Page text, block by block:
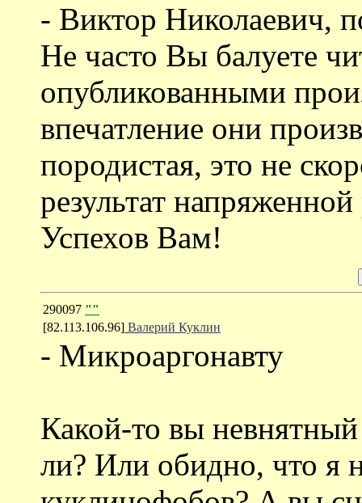
- Виктор Николаевич,
Не часто Вы балуете
опубликованными
впечатление они
породистая, это не
результат
Успехов Вам!
290097 ""
[82.113.106.96] Валерий Куклин
- Микроаргонавту
Какой-то вы невнятный
ли? Или обидно, что я